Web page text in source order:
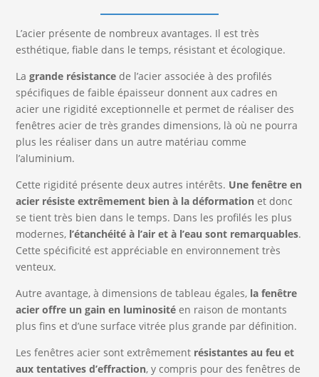
L’acier présente de nombreux avantages. Il est très
esthétique, fiable dans le temps, résistant et écologique.
Lagrande résistance de l’acier associée à des profilés
spécifiques de faible épaisseur donnent aux cadres en
acier une rigidité exceptionnelle et permet de réaliser des
fenêtres acier de très grandes dimensions, là où ne pourra
plus les réaliser dans un autre matériau comme
l’aluminium.
Cette rigidité présente deux autres intérêts. Une fenêtre en
acier résiste extrêmement bien à la déformation et donc
se tient très bien dans le temps. Dans les profilés les plus
modernes, l’étanchéité à l’air et à l’eau sont remarquables.
Cette spécificité est appréciable en environnement très
venteux.
Autre avantage, à dimensions de tableau égales, la fenêtre
acier offre un gain en luminosité en raison de montants
plus fins et d’une surface vitrée plus grande par définition.
Les fenêtres acier sont extrêmement résistantes au feu et
aux tentatives d’effraction, y compris pour des fenêtres de